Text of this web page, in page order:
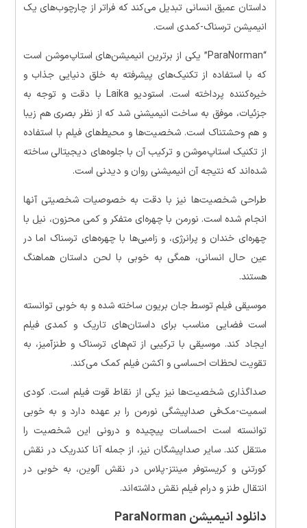
داستان عمیق انسانی تبدیل می‌کند که فراتر از چارچوب‌های یک
انیمیشن ترسناک-کمدی است.
“ParaNorman” یکی از برترین انیمیشن‌های استاپ‌موشن است
که با استفاده از تکنیک‌های پیشرفته به خلق دنیایی جذاب و
خیره‌کننده پرداخته است. استودیو Laika با دقت و توجه به
جزئیات، موفق به ساخت انیمیشنی شد که از نظر بصری هم زیبا
و هم وحشتناک است. شخصیت‌ها و محیط‌های فیلم با استفاده
از تکنیک استاپ‌موشن و ترکیب آن با جلوه‌های دیجیتالی ساخته
شده‌اند که نتیجه آن انیمیشنی روان و دیدنی است.
طراحی شخصیت‌ها نیز با دقت به خصوصیات شخصیتی آنها
انجام شده است. نورمن با چهره‌ای متفکر و کمی محزون، نیل با
چهره‌ای خندان و پرانرژی، و زامبی‌ها با چهره‌های ترسناک اما در
عین حال انسانی، همگی به خوبی با لحن داستان هماهنگ
هستند.
موسیقی فیلم توسط جان بریون ساخته شده و به خوبی توانسته
است فضایی مناسب برای داستان‌های تاریک و کمدی فیلم
ایجاد کند. موسیقی با ترکیبی از تم‌های ترسناک و طنزآمیز، به
تقویت لحظات احساسی و اکشن فیلم کمک می‌کند.
صداگذاری شخصیت‌ها نیز یکی از نقاط قوت فیلم است. کودی
اسمیت-مک‌فی صداپیشگی نورمن را بر عهده دارد و به خوبی
توانسته است احساسات پیچیده و درونی این شخصیت را
منتقل کند. سایر صداپیشگان نیز، از جمله آنا کندریک در نقش
کورتنی و کریستوفر مینتز-پلاس در نقش آلوین، به خوبی در
انتقال طنز و درام فیلم نقش داشته‌اند.
دانلود انیمیشن ParaNorman